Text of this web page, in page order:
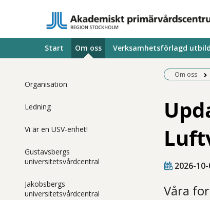
Start Om oss Verksamhetsförlagd
Organisation
Ledning
Vi är en USV-enhet!
Gustavsbergs
universitetsvårdcentral
Jakobsbergs
universitetsvårdcentral
Om oss
2026-
Våra